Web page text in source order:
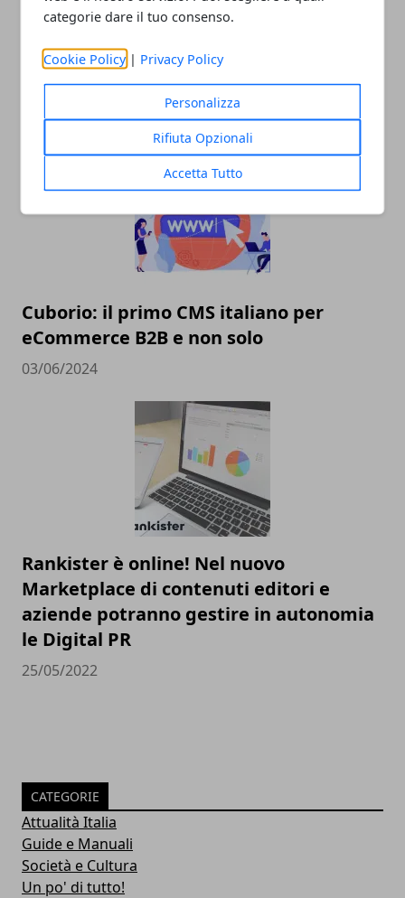
categorie dare il tuo consenso.
Cookie Policy | Privacy Policy
Personalizza
Rifiuta Opzionali
Accetta Tutto
yourang.ai vs ChatGPT: L'AI vocale batte
i chatbot per le PMI italiane
21/10/2025
Cuborio: il primo CMS italiano per
eCommerce B2B e non solo
03/06/2024
Rankister è online! Nel nuovo
Marketplace di contenuti editori e
aziende potranno gestire in autonomia
le Digital PR
25/05/2022
CATEGORIE
Attualità Italia
Guide e Manuali
Società e Cultura
Un po' di tutto!